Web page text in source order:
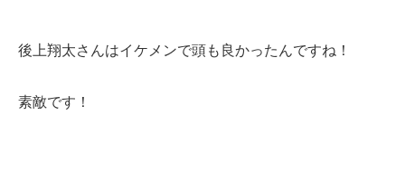
後上翔太さんはイケメンで頭も良かったんですね！
素敵です！